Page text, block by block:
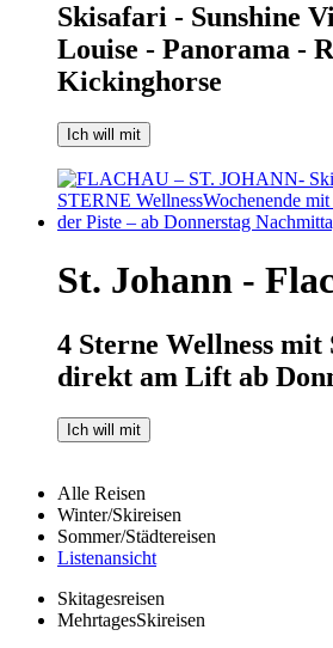
Skisafari - Sunshine
Louise - Panorama -
Kickinghorse
Ich will mit
St. Johann -
4 Sterne Wellness mit
direkt am Lift ab
Ich will mit
Alle Reisen
Winter/Skireisen
Sommer/Städtereisen
Listenansicht
Skitagesreisen
MehrtagesSkireisen